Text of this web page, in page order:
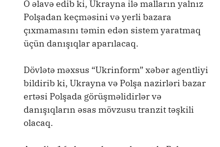
O əlavə edib ki, Ukrayna ilə malların yalnız
Polşadan keçməsini və yerli bazara
çıxmamasını təmin edən sistem yaratmaq
üçün danışıqlar aparılacaq.
Dövlətə məxsus “Ukrinform” xəbər agentliyi
bildirib ki, Ukrayna və Polşa nazirləri bazar
ertəsi Polşada görüşməlidirlər və
danışıqların əsas mövzusu tranzit təşkili
olacaq.